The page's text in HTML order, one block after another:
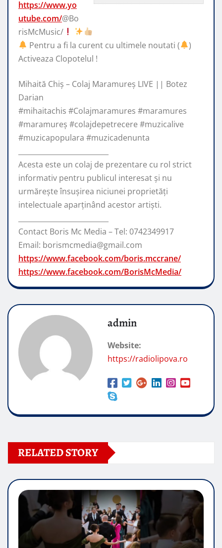
https://www.yo
utube.com/@Bo
risMcMusic/
Pentru a fi la curent cu ultimele noutati (
)
Activeaza Clopotelul !
Mihaită Chiș – Colaj Maramureș LIVE || Botez
Darian
#mihaitachis #Colajmaramures #maramures
#maramureș #colajdepetrecere #muzicalive
#muzicapopulara #muzicadenunta
Acesta este un colaj de prezentare cu rol strict
informativ pentru publicul interesat și nu
urmărește însușirea niciunei proprietăți
intelectuale aparținând acestor artiști.
Contact Boris Mc Media – Tel: 0742349917
Email: borismcmedia@gmail.com
https://www.facebook.com/boris.mccrane/
https://www.facebook.com/BorisMcMedia/
admin
Website:
https://radiolipova.ro
RELATED STORY